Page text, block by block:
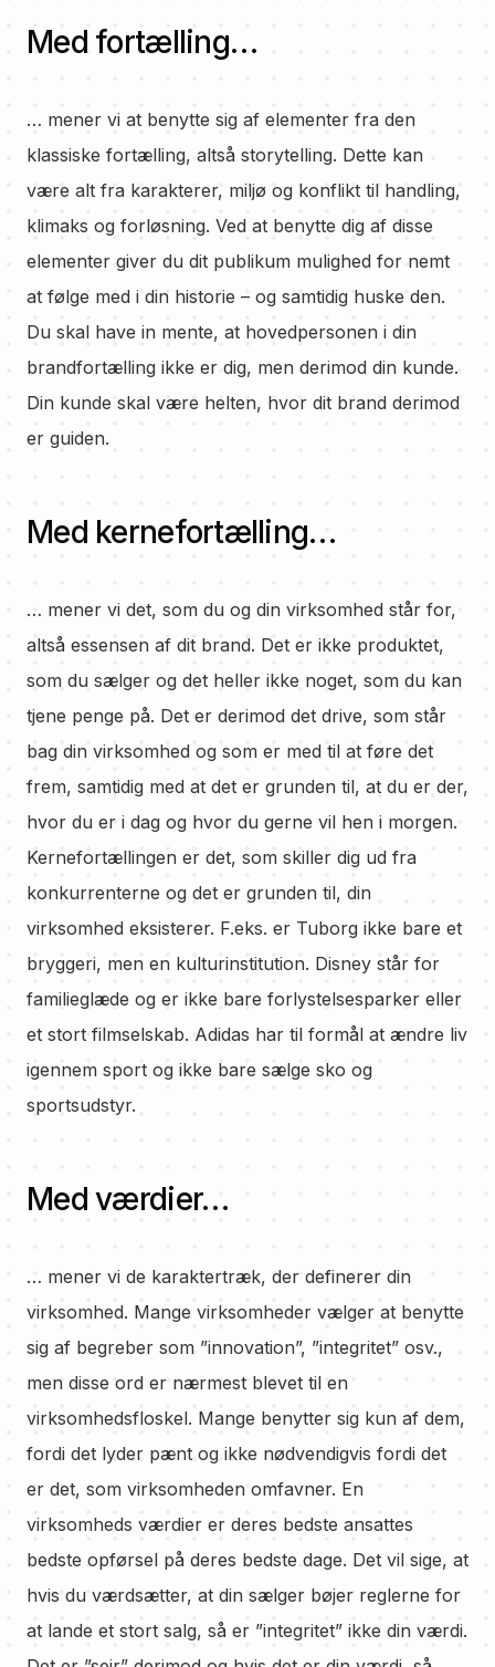
Med fortælling…
… mener vi at benytte sig af elementer fra den
klassiske fortælling, altså storytelling. Dette kan
være alt fra karakterer, miljø og konflikt til handling,
klimaks og forløsning. Ved at benytte dig af disse
elementer giver du dit publikum mulighed for nemt
at følge med i din historie – og samtidig huske den.
Du skal have in mente, at hovedpersonen i din
brandfortælling ikke er dig, men derimod din kunde.
Din kunde skal være helten, hvor dit brand derimod
er guiden.
Med kernefortælling…
… mener vi det, som du og din virksomhed står for,
altså essensen af dit brand. Det er ikke produktet,
som du sælger og det heller ikke noget, som du kan
tjene penge på. Det er derimod det drive, som står
bag din virksomhed og som er med til at føre det
frem, samtidig med at det er grunden til, at du er der,
hvor du er i dag og hvor du gerne vil hen i morgen.
Kernefortællingen er det, som skiller dig ud fra
konkurrenterne og det er grunden til, din
virksomhed eksisterer. F.eks. er Tuborg ikke bare et
bryggeri, men en kulturinstitution. Disney står for
familieglæde og er ikke bare forlystelsesparker eller
et stort filmselskab. Adidas har til formål at ændre liv
igennem sport og ikke bare sælge sko og
sportsudstyr.
Med værdier…
… mener vi de karaktertræk, der definerer din
virksomhed. Mange virksomheder vælger at benytte
sig af begreber som ”innovation”, ”integritet” osv.,
men disse ord er nærmest blevet til en
virksomhedsfloskel. Mange benytter sig kun af dem,
fordi det lyder pænt og ikke nødvendigvis fordi det
er det, som virksomheden omfavner. En
virksomheds værdier er deres bedste ansattes
bedste opførsel på deres bedste dage. Det vil sige, at
hvis du værdsætter, at din sælger bøjer reglerne for
at lande et stort salg, så er ”integritet” ikke din værdi.